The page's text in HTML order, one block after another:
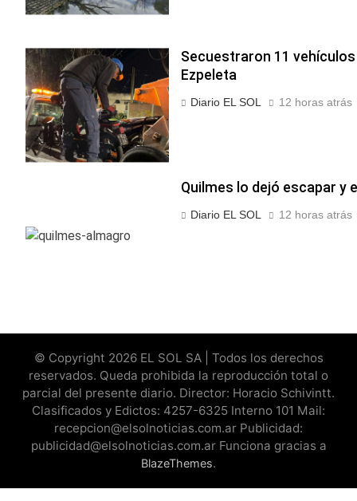
Secuestraron 11
Ezpeleta
Diario EL SOL 12 horas atrás
Quilmes lo dejó escapar y
Diario EL SOL 12 horas atrás
© Copyright 2026 EL SOL SA | Todos los derechos
reservados. Queda prohibida la reproducción total o
parcial del presente diario. Director: Horacio Schivintt.
Clasificados y Edictos: 4257-6325 Interno 101 Mail:
recepcion@elsolnoticias.com.ar Publicidad:
publicidad@elsolnoticias.com.ar Funciona gracias a
BlazeThemes.